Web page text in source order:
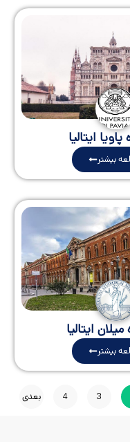
ایتالیا
بیشتر
ایتالیا
بیشتر
3
4 بعدی